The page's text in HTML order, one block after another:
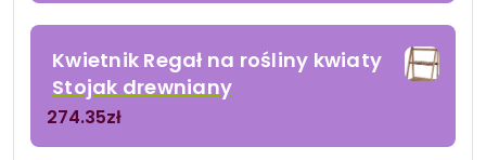
Kwietnik Regał na rośliny kwiaty
Stojak drewniany
274.35zł